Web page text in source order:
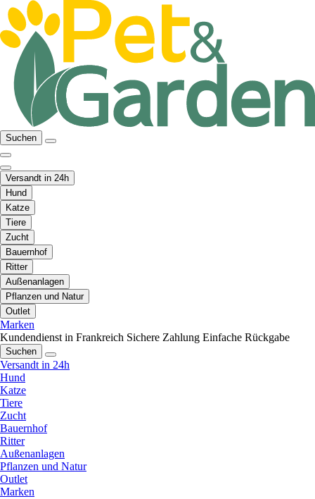
Suchen
Versandt in 24h
Hund
Katze
Tiere
Zucht
Bauernhof
Ritter
Außenanlagen
Pflanzen und Natur
Outlet
Marken
Kundendienst in Frankreich Sichere Zahlung Einfache Rückgabe
Suchen
Versandt in 24h
Hund
Katze
Tiere
Zucht
Bauernhof
Ritter
Außenanlagen
Pflanzen und Natur
Outlet
Marken